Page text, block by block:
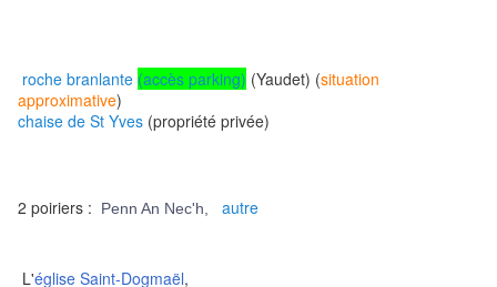
roche branlante (accès parking) (Yaudet) (situation
approximative)
chaise de St Yves (propriété privée)
2 poiriers : Penn An Nec'h, autre
L'église Saint-Dogmaël,